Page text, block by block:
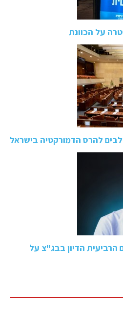
על הכוונת
להרס הדמורקטיה בישראל
הדיון בבג"צ על